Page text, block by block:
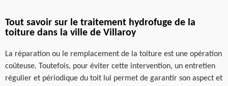
Tout savoir sur le traitement hydrofuge de la
toiture dans la ville de Villaroy
La réparation ou le remplacement de la toiture est une opération
coûteuse. Toutefois, pour éviter cette intervention, un entretien
régulier et périodique du toit lui permet de garantir son aspect et